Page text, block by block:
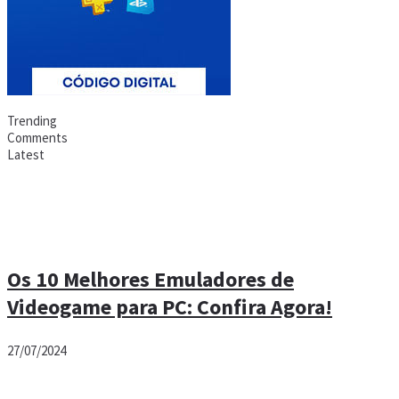
Trending
Comments
Latest
Os 10 Melhores Emuladores de
Videogame para PC: Confira Agora!
27/07/2024